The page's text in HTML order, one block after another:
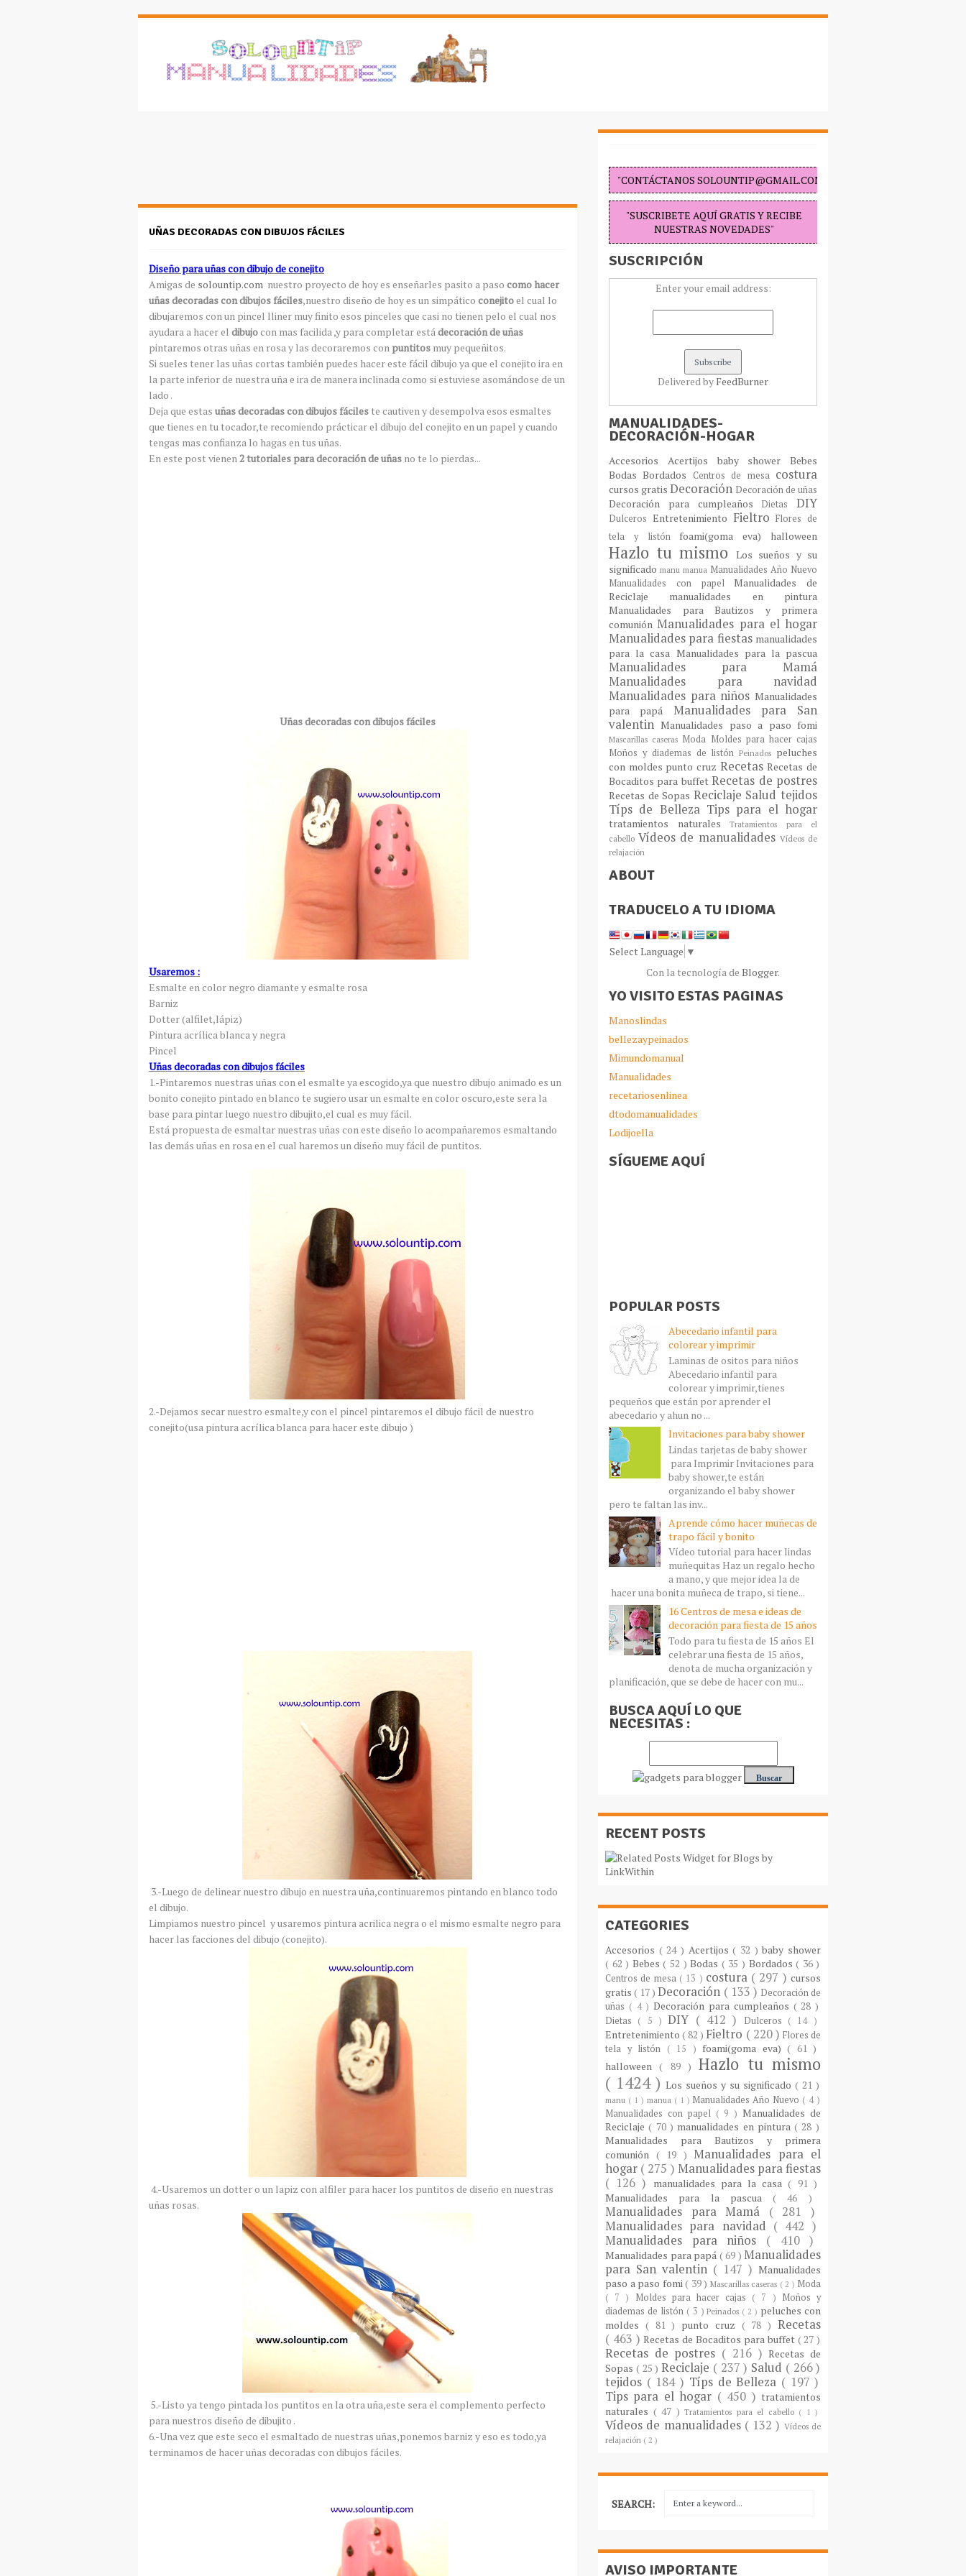
UÑAS DECORADAS CON DIBUJOS FÁCILES
Diseño para uñas con dibujo de conejito
Amigas de solountip.com nuestro proyecto de hoy es enseñarles pasito a paso como hacer
uñas decoradas con dibujos fáciles,nuestro diseño de hoy es un simpático conejitoel cual lo
dibujaremos con un pincel lliner muy finito esos pinceles que casi no tienen pelo el cual nos
ayudara a hacer el dibujocon mas facilida ,y para completar estádecoración de uñas
pintaremos otras uñas en rosa y las decoraremos con puntitos muy pequeñitos.
Si sueles tener las uñas cortas también puedes hacer este fácil dibujo ya que el conejito ira en
la parte inferior de nuestra uña e ira de manera inclinada como si estuviese asomándose de un
lado .
Deja que estas uñas decoradas con dibujos fáciles te cautiven y desempolva esos esmaltes
que tienes en tu tocador,te recomiendo prácticar el dibujo del conejito en un papel y cuando
tengas mas confianza lo hagas en tus uñas.
En este post vienen2 tutoriales para decoración de uñas no te lo pierdas...
Uñas decoradas con dibujos fáciles
Usaremos :
Esmalte en color negro diamante y esmalte rosa
Barniz
Dotter (alfilet,lápiz)
Pintura acrílica blanca y negra
Pincel
Uñas decoradas con dibujos fáciles
1.-Pintaremos nuestras uñas con el esmalte ya escogido,ya que nuestro dibujo animado es un
bonito conejito pintado en blanco te sugiero usar un esmalte en color oscuro,este sera la
base para pintar luego nuestro dibujito,el cual es muy fácil.
Está propuesta de esmaltar nuestras uñas con este diseño lo acompañaremos esmaltando
las demás uñas en rosa en el cual haremos un diseño muy fácil de puntitos.
2.-Dejamos secar nuestro esmalte,y con el pincel pintaremos el dibujo fácil de nuestro
conejito(usa pintura acrílica blanca para hacer este dibujo )
3.-Luego de delinear nuestro dibujo en nuestra uña,continuaremos pintando en blanco todo
el dibujo.
Limpiamos nuestro pincel y usaremos pintura acrilica negra o el mismo esmalte negro para
hacer las facciones del dibujo (conejito).
4.-Usaremos un dotter o un lapiz con alfiler para hacer los puntitos de diseño en nuestras
uñas rosas.
5.-Listo ya tengo pintada los puntitos en la otra uña,este sera el complemento perfecto
para nuestros diseño de dibujito .
6.-Una vez que este seco el esmaltado de nuestras uñas,ponemos barniz y eso es todo,ya
terminamos de hacer uñas decoradas con dibujos fáciles.
"CONTÁCTANOS SOLOUNTIP@GMAIL.COM "
"SUSCRIBETE AQUÍ GRATIS Y RECIBE
NUESTRAS NOVEDADES"
SUSCRIPCIÓN
Enter your email address:
Delivered by FeedBurner
MANUALIDADES-
DECORACIÓN-HOGAR
Accesorios Acertijos baby shower Bebes
BodasBordados Centros de mesa costura
cursos gratis Decoración Decoración de uñas
Decoración para cumpleaños Dietas DIY
Dulceros Entretenimiento FieltroFlores de
tela y listón foami(goma eva) halloween
Hazlo tu mismo
Los sueños y su
significado manu manua Manualidades Año Nuevo
Manualidades con papelManualidades de
Reciclaje manualidades en pintura
Manualidades para Bautizos y primera
comuniónManualidades para el hogar
Manualidades para fiestas manualidades
para la casa Manualidades para la pascua
Manualidades para Mamá
Manualidades para navidad
Manualidades para niños Manualidades
para papá Manualidades para San
valentinManualidades paso a paso fomi
Mascarillas caseras Moda Moldes para hacer cajas
Moños y diademas de listónPeinados peluches
con moldes punto cruz RecetasRecetas de
Bocaditos para buffetRecetas de postres
Recetas de Sopas Reciclaje Saludtejidos
Típs de Belleza Tips para el hogar
tratamientos naturales
Tratamientos para el
cabello Vídeos de manualidades Vídeos de
relajación
ABOUT
TRADUCELO A TU IDIOMA
Select Language ▼
Con la tecnología de Blogger.
YO VISITO ESTAS PAGINAS
Manoslindas
bellezaypeinados
Mimundomanual
Manualidades
recetariosenlinea
dtodomanualidades
Lodijoella
SÍGUEME AQUÍ
POPULAR POSTS
Abecedario infantil para
colorear y imprimir
Laminas de ositos para niños
Abecedario infantil para
colorear y imprimir,tienes
pequeños que están por aprender el
abecedario y ahun no ...
Invitaciones para baby shower
Lindas tarjetas de baby shower
para Imprimir Invitaciones para
baby shower,te están
organizando el baby shower
pero te faltan las inv...
Aprende cómo hacer muñecas de
trapo fácil y bonito
Vídeo tutorial para hacer lindas
muñequitas Haz un regalo hecho
a mano, y que mejor idea la de
hacer una bonita muñeca de trapo, si tiene...
16 Centros de mesa e ideas de
decoración para fiesta de 15 años
Todo para tu fiesta de 15 años El
celebrar una fiesta de 15 años,
denota de mucha organización y
planificación, que se debe de hacer con mu...
BUSCA AQUÍ LO QUE
NECESITAS :
RECENT POSTS
CATEGORIES
Accesorios ( 24 ) Acertijos( 32 )baby shower
( 62 ) Bebes( 52 )Bodas ( 35 ) Bordados( 36 )
Centros de mesa ( 13 ) costura ( 297 )cursos
gratis( 17 )Decoración ( 133 ) Decoración de
uñas ( 4 )Decoración para cumpleaños ( 28 )
Dietas ( 5 )DIY ( 412 ) Dulceros ( 14 )
Entretenimiento( 82 ) Fieltro ( 220 ) Flores de
tela y listón ( 15 ) foami(goma eva)( 61 )
halloween( 89 )Hazlo tu mismo
( 1424 ) Los sueños y su significado ( 21 )
manu ( 1 ) manua ( 1 ) Manualidades Año Nuevo ( 4 )
Manualidades con papel ( 9 )Manualidades de
Reciclaje( 70 ) manualidades en pintura( 28 )
Manualidades para Bautizos y primera
comunión ( 19 ) Manualidades para el
hogar ( 275 ) Manualidades para fiestas
( 126 )
manualidades para la casa( 91 )
Manualidades para la pascua( 46 )
Manualidades para Mamá ( 281 )
Manualidades para navidad ( 442 )
Manualidades para niños ( 410 )
Manualidades para papá ( 69 ) Manualidades
para San valentin ( 147 ) Manualidades
paso a paso fomi( 39 ) Mascarillas caseras ( 2 ) Moda
( 7 ) Moldes para hacer cajas ( 7 ) Moños y
diademas de listón ( 3 )Peinados ( 2 ) peluches con
moldes ( 81 ) punto cruz ( 78 )Recetas
( 463 )Recetas de Bocaditos para buffet ( 27 )
Recetas de postres ( 216 )Recetas de
Sopas ( 25 ) Reciclaje ( 237 ) Salud ( 266 )
tejidos ( 184 ) Típs de Belleza ( 197 )
Tips para el hogar ( 450 )tratamientos
naturales ( 47 )Tratamientos para el cabello ( 1 )
Vídeos de manualidades ( 132 ) Vídeos de
relajación ( 2 )
SEARCH:
AVISO IMPORTANTE